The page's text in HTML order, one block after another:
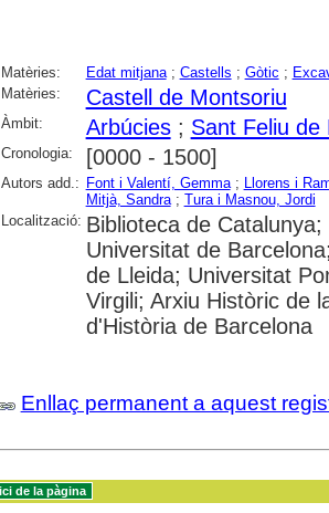
Matèries: Edat mitjana; Castells ; Gòtic ;
Matèries:
Castell de Montsoriu
Àmbit: Arbúcies; Sant Feliu de
Cronologia: [0000 - 1500]
Autors add.: Font i Valentí, Gemma;
Llorens i
Mitjà, Sandra; Tura i Masnou, Jordi
Localització: Biblioteca de
Universitat de
de Lleida; Universitat
Virgili; Arxiu Històric de
d'Història de Barcelona
Enllaç permanent a aquest